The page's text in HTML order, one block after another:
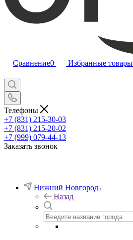
Сравнение0 Избранные товары
Телефоны
+7 (831) 215-30-03
+7 (831) 215-20-02
+7 (999) 079-44-13
Заказать звонок
Нижний Новгород
Назад